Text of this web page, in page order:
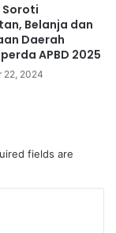
Soroti
Belanja dan
Daerah
APBD 2025
22, 2024
fields are